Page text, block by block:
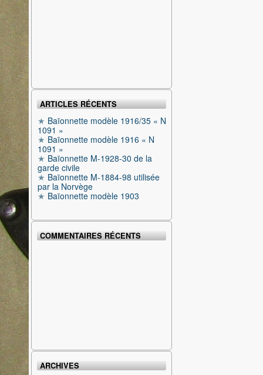
ARTICLES RÉCENTS
Baïonnette modèle 1916/35 « N
1091 »
Baïonnette modèle 1916 « N
1091 »
Baïonnette M-1928-30 de la
garde civile
Baïonnette M-1884-98 utilisée
par la Norvège
Baïonnette modèle 1903
COMMENTAIRES RÉCENTS
ARCHIVES